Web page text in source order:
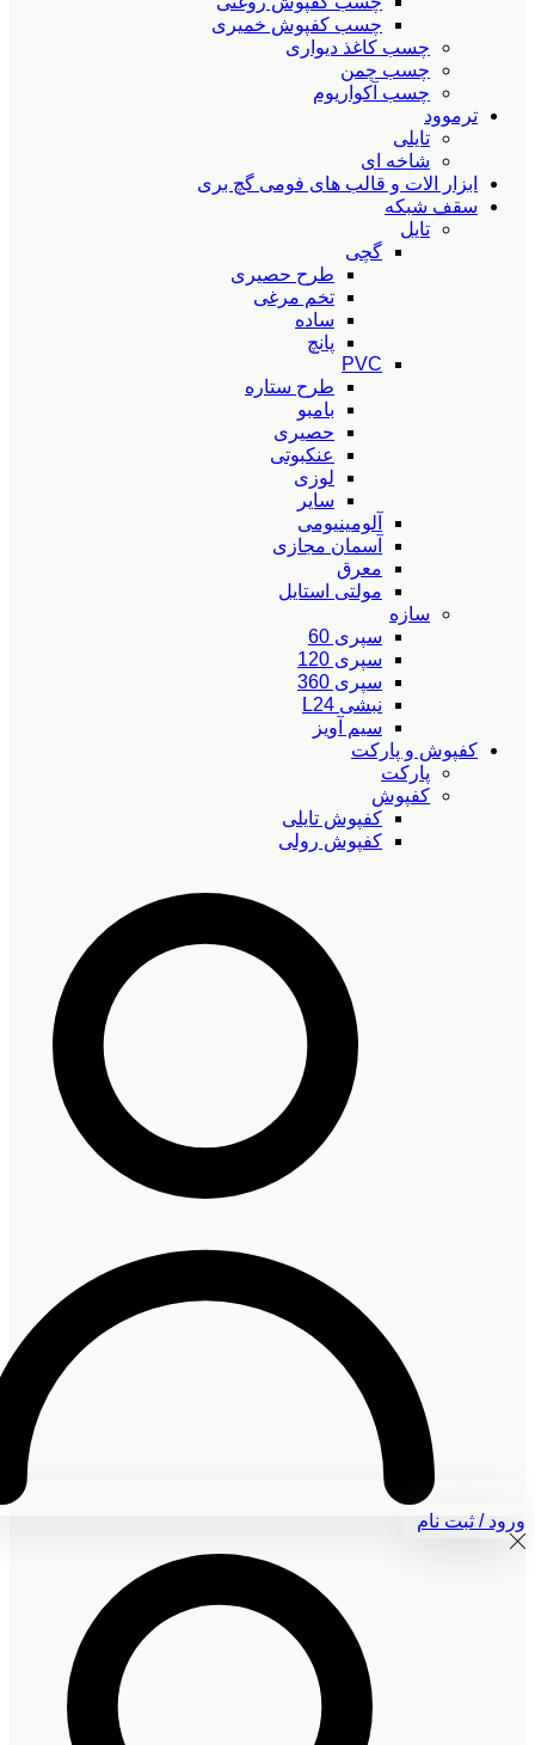
چسب کفپوش خمیری
چسب کاغذ دیواری
چسب چمن
چسب آکواریوم
ترموود
تایلی
شاخه ای
ابزار الات و قالب های فومی گچ بری
سقف شبکه
تایل
گچی
طرح حصیری
تخم مرغی
ساده
پانچ
PVC
طرح ستاره
بامبو
حصیری
عنکبوتی
لوزی
سایر
آلومینیومی
آسمان مجازی
معرق
مولتی استایل
سازه
سپری 60
سپری 120
سپری 360
نبشی L24
سیم آویز
کفپوش و پارکت
پارکت
کفپوش
کفپوش تایلی
کفپوش رولی
ورود / ثبت نام